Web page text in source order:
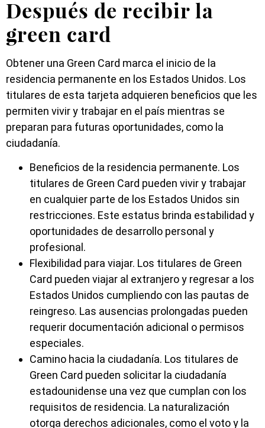
Después de recibir la
green card
Obtener una Green Card marca el inicio de la
residencia permanente en los Estados Unidos. Los
titulares de esta tarjeta adquieren beneficios que les
permiten vivir y trabajar en el país mientras se
preparan para futuras oportunidades, como la
ciudadanía.
Beneficios de la residencia permanente. Los
titulares de Green Card pueden vivir y trabajar
en cualquier parte de los Estados Unidos sin
restricciones. Este estatus brinda estabilidad y
oportunidades de desarrollo personal y
profesional.
Flexibilidad para viajar. Los titulares de Green
Card pueden viajar al extranjero y regresar a los
Estados Unidos cumpliendo con las pautas de
reingreso. Las ausencias prolongadas pueden
requerir documentación adicional o permisos
especiales.
Camino hacia la ciudadanía. Los titulares de
Green Card pueden solicitar la ciudadanía
estadounidense una vez que cumplan con los
requisitos de residencia. La naturalización
otorga derechos adicionales, como el voto y la